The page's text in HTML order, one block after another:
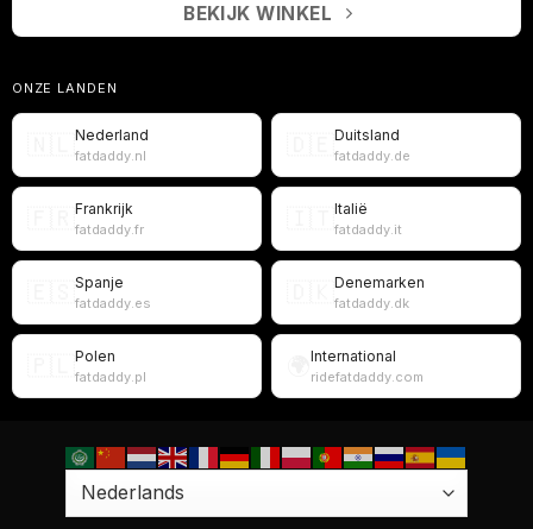
BEKIJK WINKEL
ONZE LANDEN
Nederland
fatdaddy.nl
Duitsland
fatdaddy.de
Frankrijk
fatdaddy.fr
Italië
fatdaddy.it
Spanje
fatdaddy.es
Denemarken
fatdaddy.dk
Polen
fatdaddy.pl
International
ridefatdaddy.com